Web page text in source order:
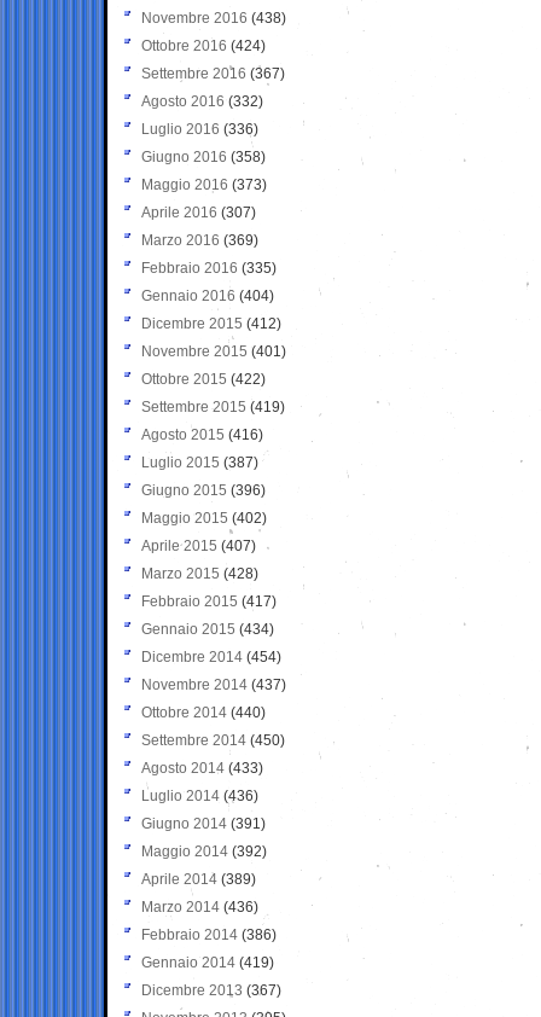
Novembre 2016 (438)
Ottobre 2016 (424)
Settembre 2016 (367)
Agosto 2016 (332)
Luglio 2016 (336)
Giugno 2016 (358)
Maggio 2016 (373)
Aprile 2016 (307)
Marzo 2016 (369)
Febbraio 2016 (335)
Gennaio 2016 (404)
Dicembre 2015 (412)
Novembre 2015 (401)
Ottobre 2015 (422)
Settembre 2015 (419)
Agosto 2015 (416)
Luglio 2015 (387)
Giugno 2015 (396)
Maggio 2015 (402)
Aprile 2015 (407)
Marzo 2015 (428)
Febbraio 2015 (417)
Gennaio 2015 (434)
Dicembre 2014 (454)
Novembre 2014 (437)
Ottobre 2014 (440)
Settembre 2014 (450)
Agosto 2014 (433)
Luglio 2014 (436)
Giugno 2014 (391)
Maggio 2014 (392)
Aprile 2014 (389)
Marzo 2014 (436)
Febbraio 2014 (386)
Gennaio 2014 (419)
Dicembre 2013 (367)